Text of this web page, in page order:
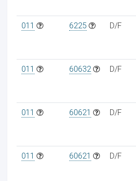
011 6225 D/F
011 60632 D/F
011 60621 D/F
011 60621 D/F